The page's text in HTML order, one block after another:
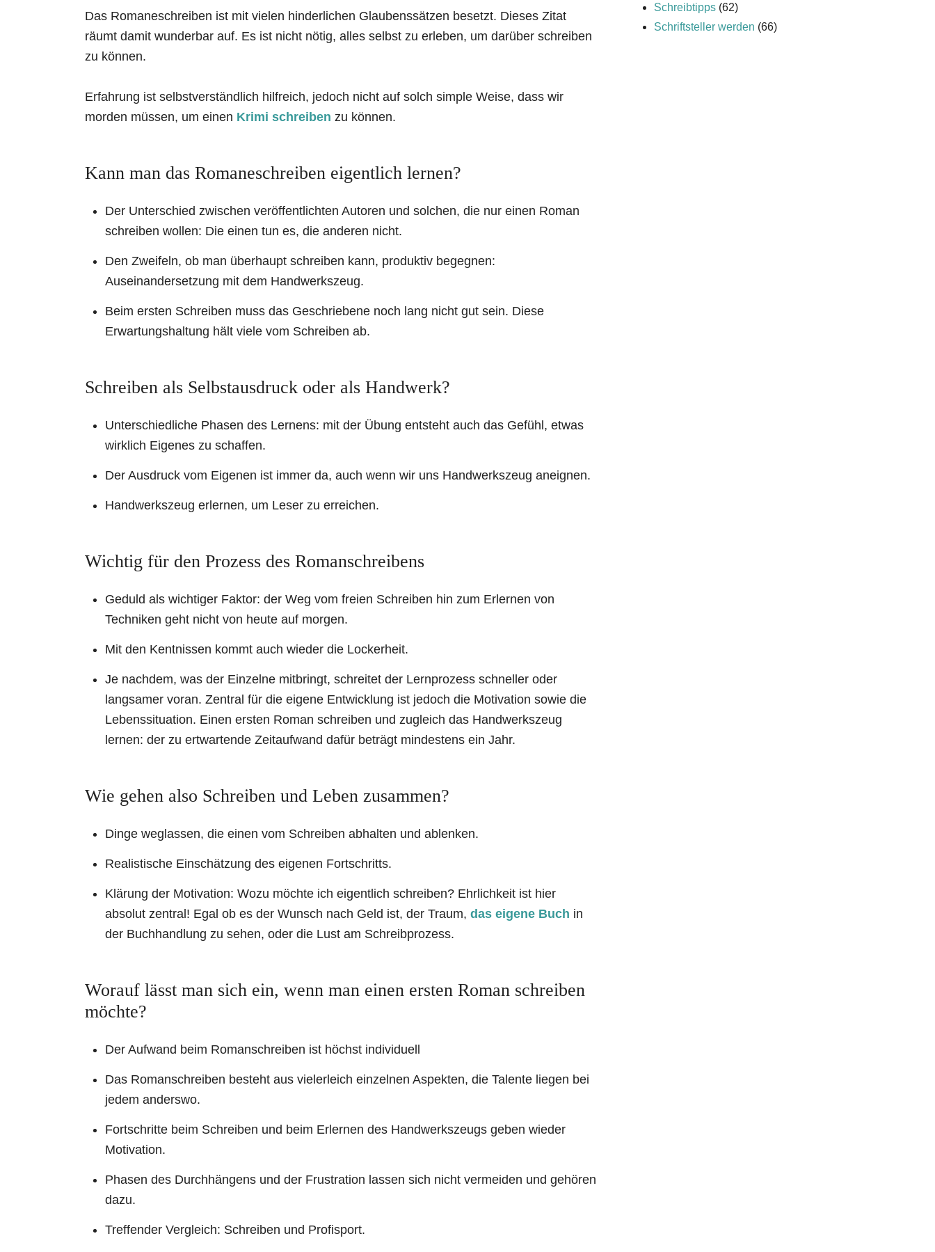
Das Romaneschreiben ist mit vielen hinderlichen Glaubenssätzen besetzt. Dieses Zitat
räumt damit wunderbar auf. Es ist nicht nötig, alles selbst zu erleben, um darüber schreiben
zu können.
Erfahrung ist selbstverständlich hilfreich, jedoch nicht auf solch simple Weise, dass wir
morden müssen, um einen Krimi schreiben zu können.
Kann man das Romaneschreiben eigentlich lernen?
Der Unterschied zwischen veröffentlichten Autoren und solchen, die nur einen Roman
schreiben wollen: Die einen tun es, die anderen nicht.
Den Zweifeln, ob man überhaupt schreiben kann, produktiv begegnen:
Auseinandersetzung mit dem Handwerkszeug.
Beim ersten Schreiben muss das Geschriebene noch lang nicht gut sein. Diese
Erwartungshaltung hält viele vom Schreiben ab.
Schreiben als Selbstausdruck oder als Handwerk?
Unterschiedliche Phasen des Lernens: mit der Übung entsteht auch das Gefühl, etwas
wirklich Eigenes zu schaffen.
Der Ausdruck vom Eigenen ist immer da, auch wenn wir uns Handwerkszeug aneignen.
Handwerkszeug erlernen, um Leser zu erreichen.
Wichtig für den Prozess des Romanschreibens
Geduld als wichtiger Faktor: der Weg vom freien Schreiben hin zum Erlernen von
Techniken geht nicht von heute auf morgen.
Mit den Kentnissen kommt auch wieder die Lockerheit.
Je nachdem, was der Einzelne mitbringt, schreitet der Lernprozess schneller oder
langsamer voran. Zentral für die eigene Entwicklung ist jedoch die Motivation sowie die
Lebenssituation. Einen ersten Roman schreiben und zugleich das Handwerkszeug
lernen: der zu ertwartende Zeitaufwand dafür beträgt mindestens ein Jahr.
Wie gehen also Schreiben und Leben zusammen?
Dinge weglassen, die einen vom Schreiben abhalten und ablenken.
Realistische Einschätzung des eigenen Fortschritts.
Klärung der Motivation: Wozu möchte ich eigentlich schreiben? Ehrlichkeit ist hier
absolut zentral! Egal ob es der Wunsch nach Geld ist, der Traum,das eigene Buch in
der Buchhandlung zu sehen, oder die Lust am Schreibprozess.
Worauf lässt man sich ein, wenn man einen ersten Roman schreiben
möchte?
Der Aufwand beim Romanschreiben ist höchst individuell
Das Romanschreiben besteht aus vielerleich einzelnen Aspekten, die Talente liegen bei
jedem anderswo.
Fortschritte beim Schreiben und beim Erlernen des Handwerkszeugs geben wieder
Motivation.
Phasen des Durchhängens und der Frustration lassen sich nicht vermeiden und gehören
dazu.
Treffender Vergleich: Schreiben und Profisport.
Schreibtipps(62)
Schriftsteller werden (66)